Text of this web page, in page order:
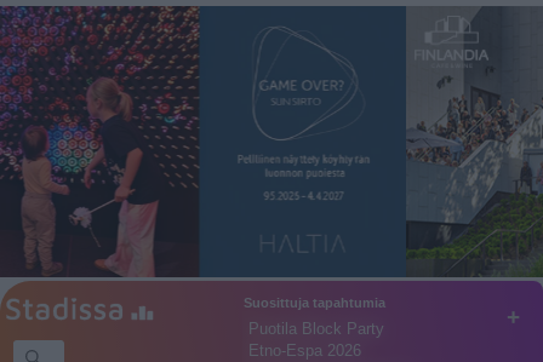
+
Suosittuja tapahtumia
Puotila Block Party
Etno-Espa 2026